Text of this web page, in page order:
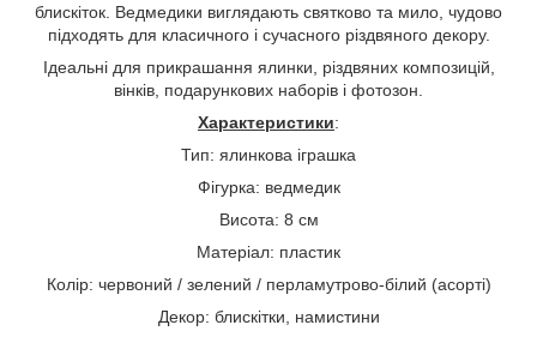
блискіток. Ведмедики виглядають святково та мило, чудово
підходять для класичного і сучасного різдвяного декору.
Ідеальні для прикрашання ялинки, різдвяних композицій,
вінків, подарункових наборів і фотозон.
Характеристики:
Тип: ялинкова іграшка
Фігурка: ведмедик
Висота: 8 см
Матеріал: пластик
Колір: червоний / зелений / перламутрово-білий (асорті)
Декор: блискітки, намистини